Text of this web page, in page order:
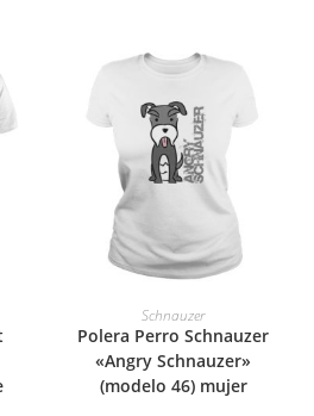
SELECCIONAR OPCIONES
Schnauzer
Polera Perro Schnauzer
«Angry Schnauzer»
(modelo 46) mujer